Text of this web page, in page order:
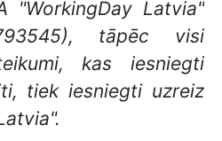
"WorkingDay Latvia"
tāpēc visi
kas iesniegti
tiek iesniegti uzreiz